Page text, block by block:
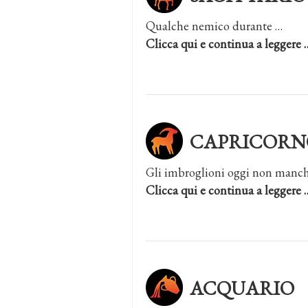
Qualche nemico durante …
Clicca qui e continua a leggere
Gli imbroglioni oggi non
Clicca qui e continua a leggere
ACQUARIO